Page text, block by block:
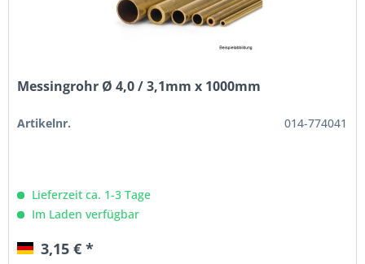
Messingrohr Ø 4,0 / 3,1mm x 1000mm
Artikelnr. 014-774041
Lieferzeit ca. 1-3 Tage
Im Laden verfügbar
3,15 € *